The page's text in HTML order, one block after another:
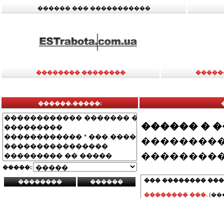
������ ��� �����������
�������� ��������
������.�����:
�����:
������ �
��� ��������
�������� ���.